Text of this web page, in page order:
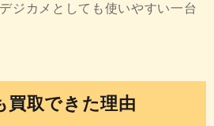
ジカメとしても使いやすい一台
取できた理由